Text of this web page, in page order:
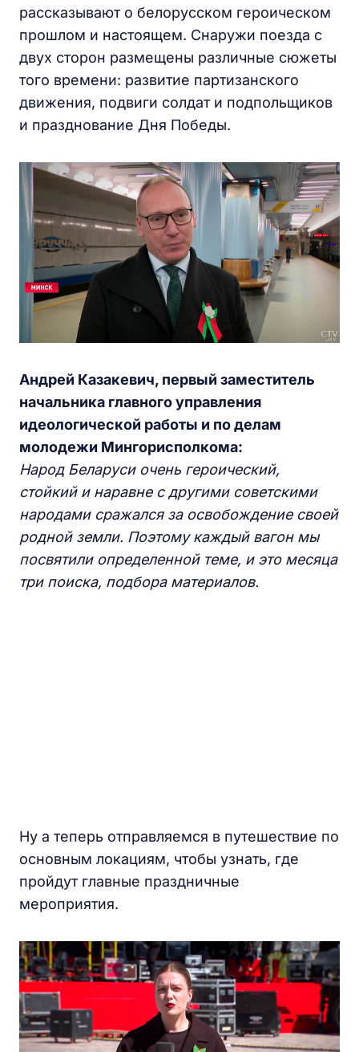
рассказывают о белорусском героическом
прошлом и настоящем. Снаружи поезда с
двух сторон размещены различные сюжеты
того времени: развитие партизанского
движения, подвиги солдат и подпольщиков
и празднование Дня Победы.
Андрей Казакевич, первый заместитель
начальника главного управления
идеологической работы и по делам
молодежи Мингорисполкома:
Народ Беларуси очень героический,
стойкий и наравне с другими советскими
народами сражался за освобождение своей
родной земли. Поэтому каждый вагон мы
посвятили определенной теме, и это месяца
три поиска, подбора материалов.
Ну а теперь отправляемся в путешествие по
основным локациям, чтобы узнать, где
пройдут главные праздничные
мероприятия.